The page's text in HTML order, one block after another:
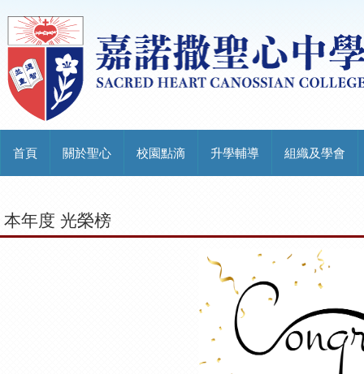
首頁 關於聖心 校園點滴 升學輔導 組織及學會
本年度 光榮榜